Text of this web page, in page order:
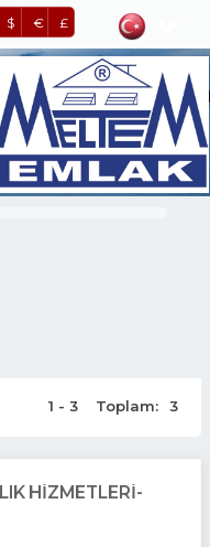
$ € £
1 - 3 Toplam: 3
HİZMETLERİ-